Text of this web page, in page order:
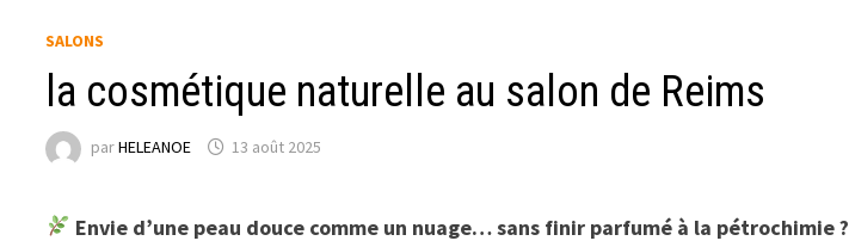
SALONS
la cosmétique naturelle au salon de Reims
parHELEANOE 13 août 2025
Envie d’une peau douce comme un nuage… sans finir parfumé à la pétrochimie ?